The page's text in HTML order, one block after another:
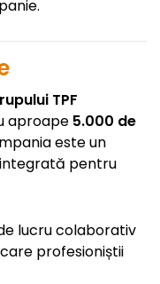
TPF
aproape 5.000 de
este un
pentru
lucru colaborativ
profesioniștii